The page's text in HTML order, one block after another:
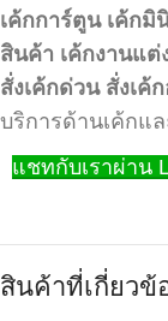
เค้กการ์ตูน เค้กมิ
สินค้า เค้กงานแต่
สั่งเค้กด่วน สั่งเค้
บริการด้านเค้กแล
แชทกับเราผ่าน
สินค้าที่เกี่ยวข้